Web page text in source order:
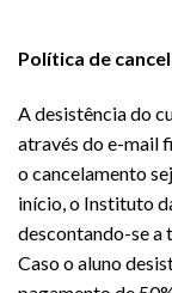
Política de
A desistência do
através do e-mail
o cancelamento
início, o Instituto
descontando-se a
Caso o aluno